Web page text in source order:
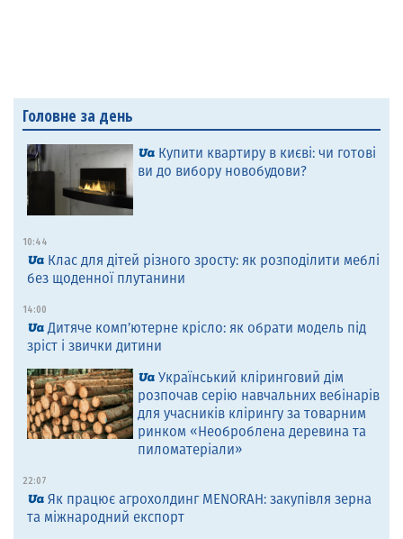
Головне за день
Купити квартиру в києві: чи готові
ви до вибору новобудови?
10:44
Клас для дітей різного зросту: як розподілити меблі
без щоденної плутанини
14:00
Дитяче комп’ютерне крісло: як обрати модель під
зріст і звички дитини
Український кліринговий дім
розпочав серію навчальних вебінарів
для учасників клірингу за товарним
ринком «Необроблена деревина та
пиломатеріали»
22:07
Як працює агрохолдинг MENORAH: закупівля зерна
та міжнародний експорт